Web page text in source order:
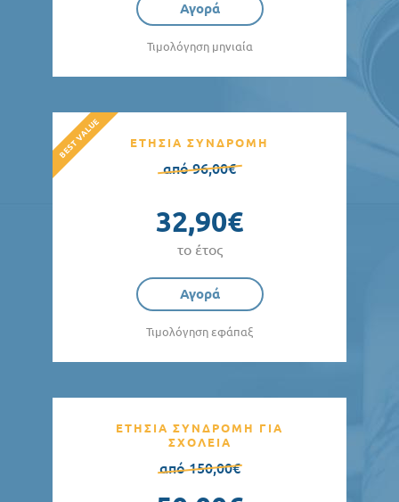
Αγορά
Τιμολόγηση μηνιαία
ΕΤΗΣΙΑ ΣΥΝΔΡΟΜΗ
από 96,00€
32,90€
το έτος
Αγορά
Τιμολόγηση εφάπαξ
ΕΤΗΣΙΑ ΣΥΝΔΡΟΜΗ ΓΙΑ
ΣΧΟΛΕΙΑ
από 150,00€